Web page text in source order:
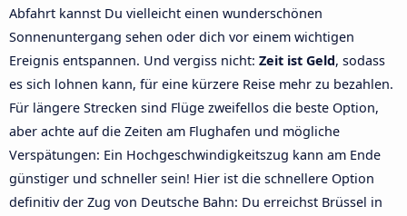
Abfahrt kannst Du vielleicht einen wunderschönen
Sonnenuntergang sehen oder dich vor einem wichtigen
Ereignis entspannen. Und vergiss nicht: Zeit ist Geld, sodass
es sich lohnen kann, für eine kürzere Reise mehr zu bezahlen.
Für längere Strecken sind Flüge zweifellos die beste Option,
aber achte auf die Zeiten am Flughafen und mögliche
Verspätungen: Ein Hochgeschwindigkeitszug kann am Ende
günstiger und schneller sein! Hier ist die schnellere Option
definitiv der Zug von Deutsche Bahn: Du erreichst Brüssel in